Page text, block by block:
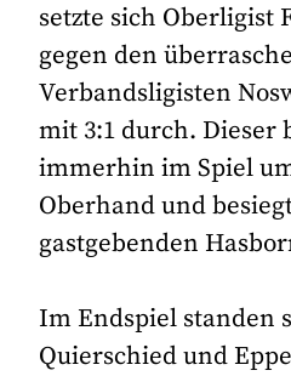
setzte sich Oberligist
gegen den
Verbandsligisten
mit 3:1 durch. Dieser
immerhin im Spiel
Oberhand und
gastgebenden
Im Endspiel standen
Quierschied und